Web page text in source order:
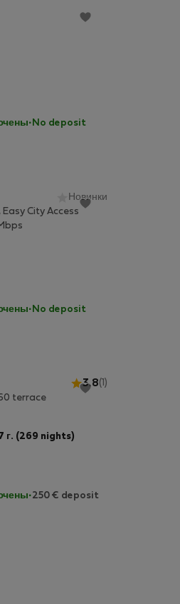
· No deposit
Новинки
City Access
· No deposit
3.8(1)
terrace
г. (269 nights)
·250 € deposit